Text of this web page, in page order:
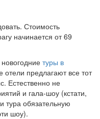
Стоимость
начинается от 69
туры в
предлагают все тот
Естественно не
и гала-шоу (кстати,
тура обязательную
шоу).